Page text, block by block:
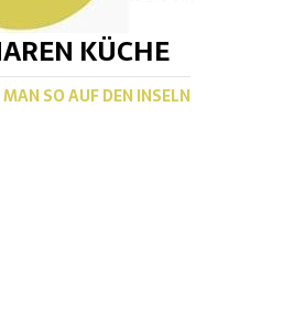
KÜCHE
SO AUF DEN INSELN